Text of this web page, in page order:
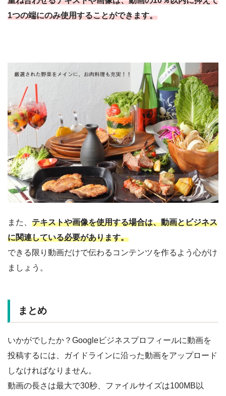
1つの端にのみ使用することができます。
また、 テキストや画像を使用する場合は、動画とビジネス
に関連している必要があります。
できる限り動画だけで伝わるコンテンツを作るよう心がけ
ましょう。
まとめ
いかがでしたか？Googleビジネスプロフィールに動画を
投稿するには、ガイドラインに沿った動画をアップロード
しなければなりません。
動画の長さは最大で30秒、ファイルサイズは100MB以